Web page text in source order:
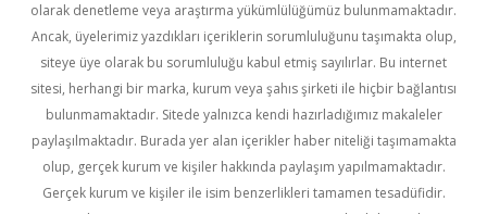
olarak denetleme veya araştırma yükümlülüğümüz bulunmamaktadır.
Ancak, üyelerimiz yazdıkları içeriklerin sorumluluğunu taşımakta olup,
siteye üye olarak bu sorumluluğu kabul etmiş sayılırlar. Bu internet
sitesi, herhangi bir marka, kurum veya şahıs şirketi ile hiçbir bağlantısı
bulunmamaktadır. Sitede yalnızca kendi hazırladığımız makaleler
paylaşılmaktadır. Burada yer alan içerikler haber niteliği taşımamakta
olup, gerçek kurum ve kişiler hakkında paylaşım yapılmamaktadır.
Gerçek kurum ve kişiler ile isim benzerlikleri tamamen tesadüfidir.